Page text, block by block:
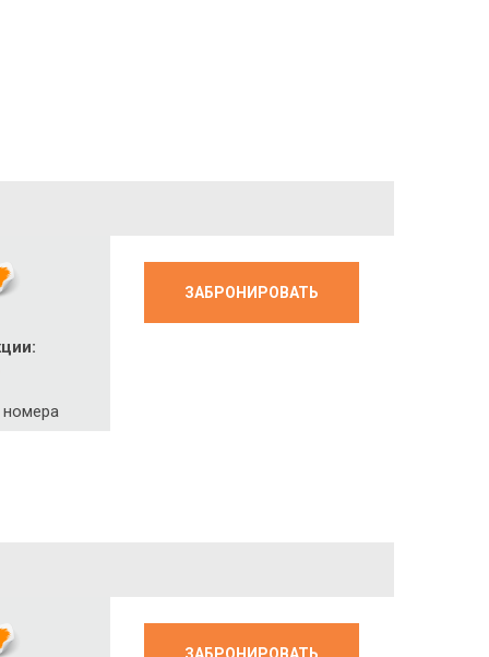
номера
ЗАБРОНИРОВАТЬ